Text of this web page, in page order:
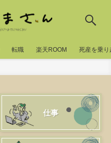
転職 楽天ROOM 死産を乗り
仕事